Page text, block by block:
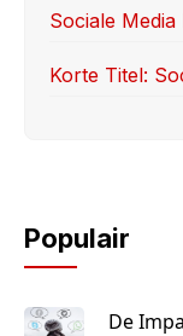
Sociale
Korte Titel:
Populair
De